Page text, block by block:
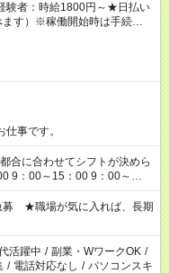
験者：時給1800円～★日払い
す）※稼働開始時は手続き完
事です。
9：00～15：00 9：00～
できません ※法令に基づき、
入対象となります ※労働者
より、短時間・短期間の就
す
★職場が気に入れば、長期
活躍中 / 副業・WワークOK /
/ 電話対応なし / パソコンスキ